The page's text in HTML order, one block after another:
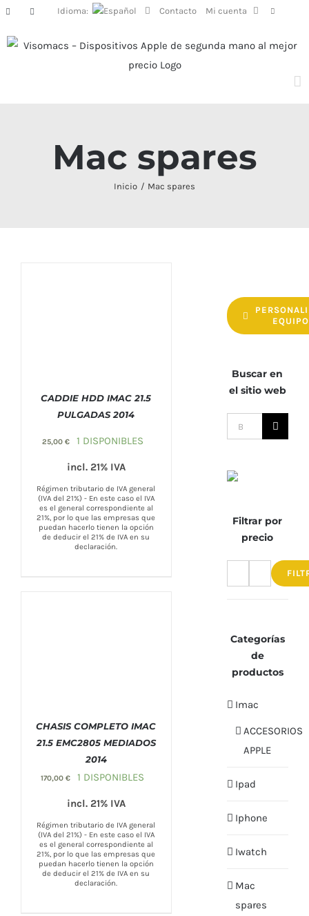
Saltar
contenido
Facebook InstagramIdioma: Contacto Mi cuenta
Mac spares
Inicio Mac spares
CADDIE HDD IMAC 21.5
PULGADAS 2014
25,00 € 1 DISPONIBLES
incl. 21% IVA
Régimen tributario de IVA general
(IVA del 21%) - En este caso el IVA
es el general correspondiente al
21%, por lo que las empresas que
puedan hacerlo tienen la opción
de deducir el 21% de IVA en su
declaración.
/ DETALLES
CHASIS COMPLETO IMAC
21.5 EMC2805 MEDIADOS
2014
170,00€ 1 DISPONIBLES
incl. 21% IVA
Régimen tributario de IVA general
(IVA del 21%) - En este caso el IVA
es el general correspondiente al
21%, por lo que las empresas que
puedan hacerlo tienen la opción
de deducir el 21% de IVA en su
declaración.
EQUIPO
Buscar en
el sitio web
Buscar:
Filtrar por
precio
Categorías
de
productos
Imac
ACCESORIOS
APPLE
Ipad
Iphone
Iwatch
Mac
spares